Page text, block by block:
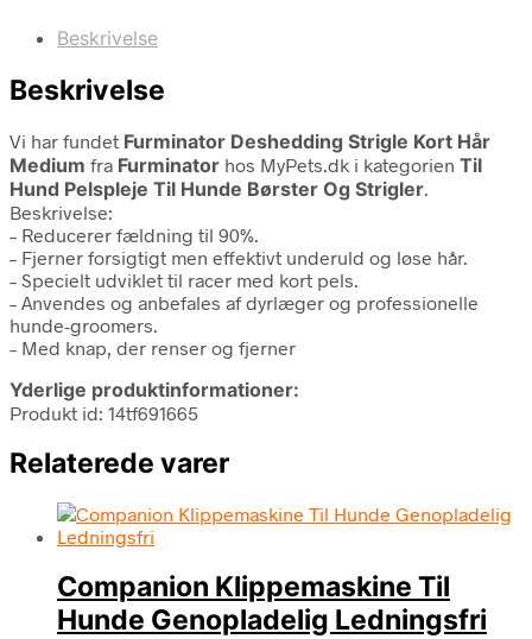
Beskrivelse
Beskrivelse
Vi har fundet Furminator Deshedding Strigle Kort Hår
Medium fra Furminator hos MyPets.dk i kategorien Til
Hund Pelspleje Til Hunde Børster Og Strigler.
Beskrivelse:
– Reducerer fældning til 90%.
– Fjerner forsigtigt men effektivt underuld og løse hår.
– Specielt udviklet til racer med kort pels.
– Anvendes og anbefales af dyrlæger og professionelle
hunde-groomers.
– Med knap, der renser og fjerner
Yderlige produktinformationer:
Produkt id: 14tf691665
Relaterede varer
Companion Klippemaskine Til
Hunde Genopladelig Ledningsfri